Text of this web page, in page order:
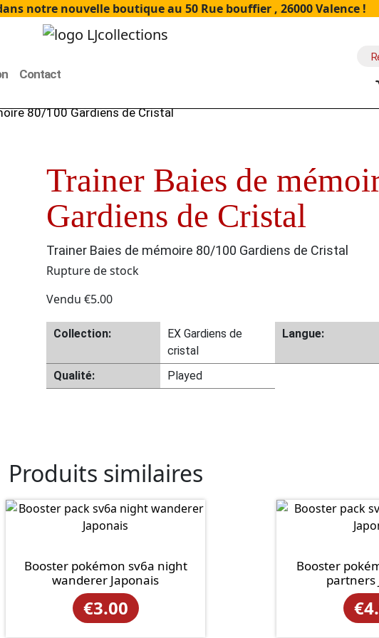
notre nouvelle boutique au 50 Rue bouffier , 26000 Valence !
Contact
80/100 Gardiens de Cristal
Trainer Baies de
Gardiens de Cristal
Trainer Baies de mémoire 80/100 Gardiens de Cristal
Rupture de stock
Vendu €5.00
Collection:
EX Gardiens de
cristal
Langue:
Qualité: Played
Produits similaires
Booster pokémon sv6a night
wanderer Japonais
€3.00
Booster
partners
€